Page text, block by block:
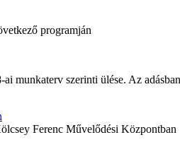
programján
munkaterv szerinti ülése. Az
Ferenc Művelődési Központban